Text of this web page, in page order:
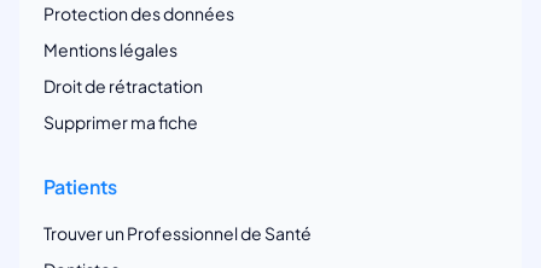
Protection des données
Mentions légales
Droit de rétractation
Supprimer ma fiche
Patients
Trouver un Professionnel de Santé